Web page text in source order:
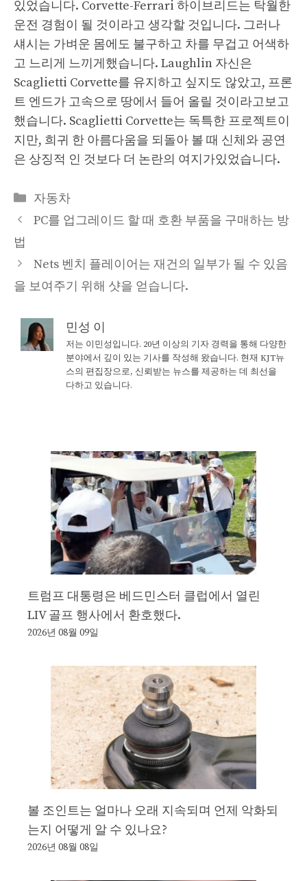
있었습니다. Corvette-Ferrari 하이브리드는 탁월한
운전 경험이 될 것이라고 생각할 것입니다. 그러나
섀시는 가벼운 몸에도 불구하고 차를 무겁고 어색하
고 느리게 느끼게했습니다. Laughlin 자신은
Scaglietti Corvette를 유지하고 싶지도 않았고, 프론
트 엔드가 고속으로 땅에서 들어 올릴 것이라고보고
했습니다. Scaglietti Corvette는 독특한 프로젝트이
지만, 희귀 한 아름다움을 되돌아 볼 때 신체와 공연
은 상징적 인 것보다 더 논란의 여지가있었습니다.
Categories
자동차
PC를 업그레이드 할 때 호환 부품을 구매하는 방
법
Nets 벤치 플레이어는 재건의 일부가 될 수 있음
을 보여주기 위해 샷을 얻습니다.
민성 이
저는 이민성입니다. 20년 이상의 기자 경력을 통해 다양한
분야에서 깊이 있는 기사를 작성해 왔습니다. 현재 KJT뉴
스의 편집장으로, 신뢰받는 뉴스를 제공하는 데 최선을
다하고 있습니다.
트럼프 대통령은 베드민스터 클럽에서 열린
LIV 골프 행사에서 환호했다.
2026년 08월 09일
볼 조인트는 얼마나 오래 지속되며 언제 악화되
는지 어떻게 알 수 있나요?
2026년 08월 08일